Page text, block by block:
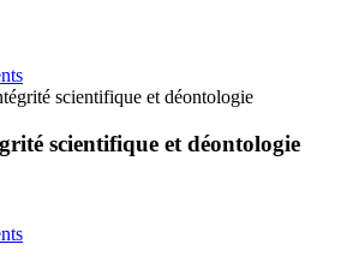
scientifique et déontologie
scientifique et déontologie